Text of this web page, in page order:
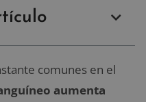
comunes en el
aumenta